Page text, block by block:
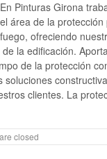
En Pinturas Girona
el área de la protección
fuego, ofreciendo
la edificación.
de la protección
soluciones
clientes. La
closed